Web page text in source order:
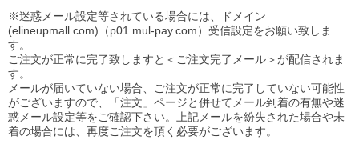
※迷惑メール設定等されている場合には、ドメイン
(elineupmall.com)（p01.mul-pay.com）受信設定をお願い致しま
す。
ご注文が正常に完了致しますと＜ご注文完了メール＞が配信されま
す。
メールが届いていない場合、ご注文が正常に完了していない可能性
がございますので、「注文」ページと併せてメール到着の有無や迷
惑メール設定等をご確認下さい。
上記メールを紛失された場合や未
着の場合には、再度ご注文を頂く必要がございます。